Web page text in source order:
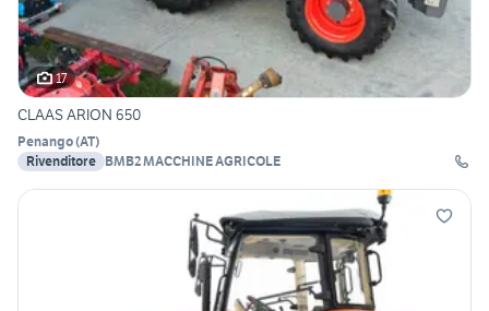
17
CLAAS ARION 650
Penango(AT)
Rivenditore BMB2 MACCHINE AGRICOLE